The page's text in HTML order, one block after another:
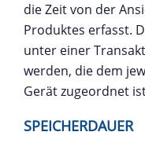
die Zeit von der
Produktes erfasst.
unter einer
werden, die dem
Gerät zugeordnet
SPEICHERDAUER